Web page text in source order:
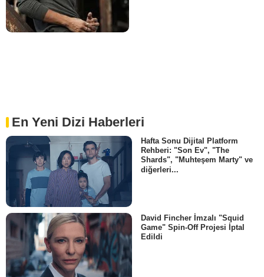
En Yeni Dizi Haberleri
Hafta Sonu Dijital Platform
Rehberi: "Son Ev", "The
Shards", "Muhteşem Marty" ve
diğerleri...
David Fincher İmzalı "Squid
Game" Spin-Off Projesi İptal
Edildi